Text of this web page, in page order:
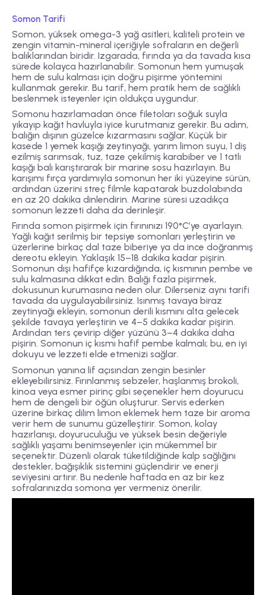
Somon Tarifi
Somon, yüksek omega-3 yağ asitleri, kaliteli protein ve
zengin vitamin-mineral içeriğiyle sofraların en değerli
balıklarından biridir. Izgarada, fırında ya da tavada kısa
sürede kolayca hazırlanabilir. Somonun hem yumuşak
hem de sulu kalması için doğru pişirme yöntemini
kullanmak gerekir. Bu tarif, hem pratik hem de sağlıklı
beslenmek isteyenler için oldukça uygundur.
Somonu hazırlamadan önce filetoları soğuk suyla
yıkayıp kağıt havluyla iyice kurutmanız gerekir. Bu adım,
balığın dışının güzelce kızarmasını sağlar. Küçük bir
kasede 1 yemek kaşığı zeytinyağı, yarım limon suyu, 1 diş
ezilmiş sarımsak, tuz, taze çekilmiş karabiber ve 1 tatlı
kaşığı balı karıştırarak bir marine sosu hazırlayın. Bu
karışımı fırça yardımıyla somonun her iki yüzeyine sürün,
ardından üzerini streç filmle kapatarak buzdolabında
en az 20 dakika dinlendirin. Marine süresi uzadıkça
somonun lezzeti daha da derinleşir.
Fırında somon pişirmek için fırınınızı 190°C’ye ayarlayın.
Yağlı kağıt serilmiş bir tepsiye somonları yerleştirin ve
üzerlerine birkaç dal taze biberiye ya da ince doğranmış
dereotu ekleyin. Yaklaşık 15–18 dakika kadar pişirin.
Somonun dışı hafifçe kızardığında, iç kısmının pembe ve
sulu kalmasına dikkat edin. Balığı fazla pişirmek,
dokusunun kurumasına neden olur. Dilerseniz aynı tarifi
tavada da uygulayabilirsiniz. Isınmış tavaya biraz
zeytinyağı ekleyin, somonun derili kısmını alta gelecek
şekilde tavaya yerleştirin ve 4–5 dakika kadar pişirin.
Ardından ters çevirip diğer yüzünü 3–4 dakika daha
pişirin. Somonun iç kısmı hafif pembe kalmalı; bu, en iyi
dokuyu ve lezzeti elde etmenizi sağlar.
Somonun yanına lif açısından zengin besinler
ekleyebilirsiniz. Fırınlanmış sebzeler, haşlanmış brokoli,
kinoa veya esmer pirinç gibi seçenekler hem doyurucu
hem de dengeli bir öğün oluşturur. Servis ederken
üzerine birkaç dilim limon eklemek hem taze bir aroma
verir hem de sunumu güzelleştirir. Somon, kolay
hazırlanışı, doyuruculuğu ve yüksek besin değeriyle
sağlıklı yaşamı benimseyenler için mükemmel bir
seçenektir. Düzenli olarak tüketildiğinde kalp sağlığını
destekler, bağışıklık sistemini güçlendirir ve enerji
seviyesini artırır. Bu nedenle haftada en az bir kez
sofralarınızda somona yer vermeniz önerilir.